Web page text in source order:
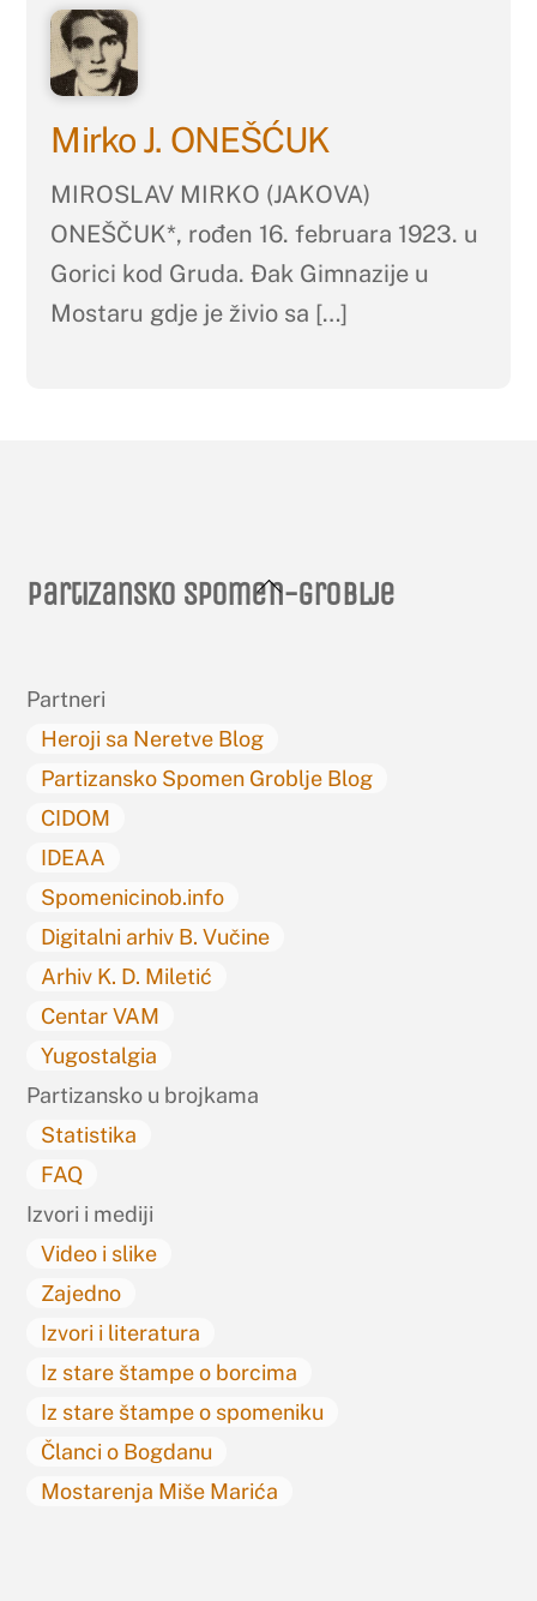
Mirko J. ONEŠĆUK
MIROSLAV MIRKO (JAKOVA)
ONEŠČUK*, rođen 16. februara 1923. u
Gorici kod Gruda. Đak Gimnazije u
Mostaru gdje je živio sa […]
Back
Partizansko spomen-groblje
Partneri
Heroji sa Neretve Blog
Partizansko Spomen Groblje Blog
CIDOM
IDEAA
Spomenicinob.info
Digitalni arhiv B. Vučine
Arhiv K. D. Miletić
Centar VAM
Yugostalgia
Partizansko u brojkama
Statistika
FAQ
Izvori i mediji
Video i slike
Zajedno
Izvori i literatura
Iz stare štampe o borcima
Iz stare štampe o spomeniku
Članci o Bogdanu
Mostarenja Miše Marića